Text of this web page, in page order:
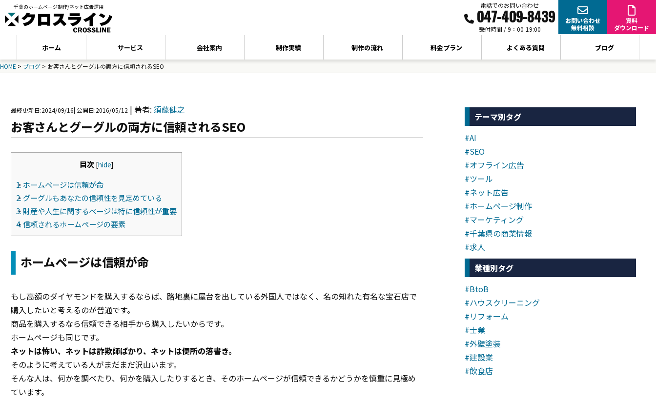
千葉のホームページ制作/ネット広告運用
ホーム サービス 会社案内 制作実績 制作の流れ 料金プラン よくある質問 ブログ
電話でのお問い合わせ
047-409-8439
受付時間 / 9：00-19:00
お問い合わせ
無料相談
資料
ダウンロード
HOME > ブログ > お客さんとグーグルの両方に信頼されるSEO
最終更新日:2024/09/16| 公開日:2016/05/12 | 著者: 須藤健之
お客さんとグーグルの両方に信頼されるSEO
目次 [hide]
1. ホームページは信頼が命
2. グーグルもあなたの信頼性を見定めている
3.財産や人生に関するページは特に信頼性が重要
4.信頼されるホームページの要素
ホームページは信頼が命
もし高額のダイヤモンドを購入するならば、路地裏に屋台を出している外国人ではなく、名の知れた有名な宝石店で
購入したいと考えるのが普通です。
商品を購入するなら信頼できる相手から購入したいからです。
ホームページも同じです。
ネットは怖い、ネットは詐欺師ばかり、ネットは便所の落書き。
そのように考えている人がまだまだ沢山います。
そんな人は、何かを調べたり、何かを購入したりするとき、そのホームページが信頼できるかどうかを慎重に見極め
ています。
テーマ別タグ
#AI
#SEO
#オフライン広告
#ツール
#ネット広告
#ホームページ制作
#マーケティング
#千葉県の商業情報
#求人
業種別タグ
#BtoB
#ハウスクリーニング
#リフォーム
#士業
#外壁塗装
#建設業
#飲食店